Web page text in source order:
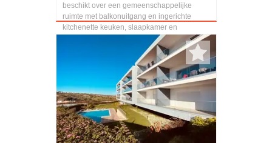
beschikt over een gemeenschappelijke
ruimte met balkonuitgang en ingerichte
kitchenette keuken, slaapkamer en